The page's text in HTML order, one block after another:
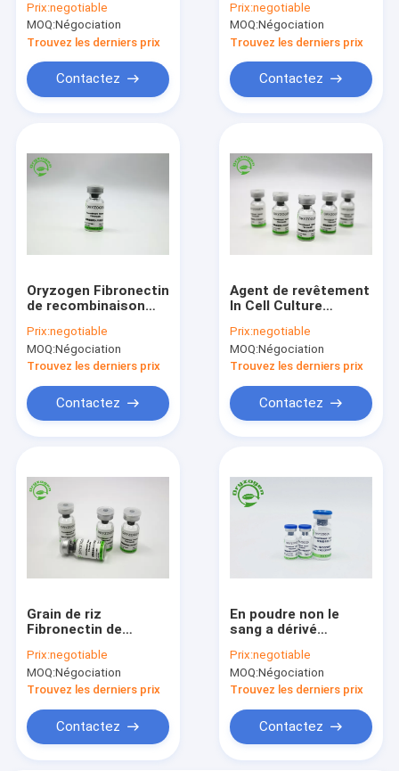
recombinaison F-N
de l'Oryza sativa
Prix:negotiable
MOQ:Négociation
Trouvez les derniers prix
Contactez
pour la culture
cellulaire
HYC021M01 moyen
Prix:negotiable
MOQ:Négociation
Trouvez les derniers prix
Contactez
Oryzogen Fibronectin
de recombinaison
représentation
206kD de culture
cellulaire
Prix:negotiable
MOQ:Négociation
Trouvez les derniers prix
Contactez
Agent de revêtement
In Cell Culture
recombinaison outre
de la poudre
lyophilisée blanche
Prix:negotiable
MOQ:Négociation
Trouvez les derniers prix
Contactez
Grain de riz
Fibronectin de
la culture de cellule
souche CAS 86088-
83-7
Prix:negotiable
MOQ:Négociation
Trouvez les derniers prix
Contactez
En poudre non le
sang a dérivé
de recombinaison
Prix:negotiable
MOQ:Négociation
Trouvez les derniers prix
Contactez